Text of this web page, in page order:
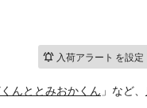
入荷アラート を設定
んととみおかくん 」など、